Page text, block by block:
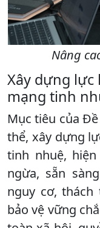
Nâng
Xây dựng lực
mạng tinh
Mục tiêu của
thể, xây dựng
tinh nhuệ,
ngừa, sẵn
nguy cơ,
bảo vệ vững